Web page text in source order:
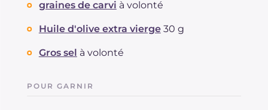
graines de carvi à volonté
Huile d'olive extra vierge 30 g
Gros sel à volonté
POUR GARNIR